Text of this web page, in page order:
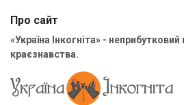
Про сайт
«Україна Інкогніта» - неприбутковий
краєзнавства.